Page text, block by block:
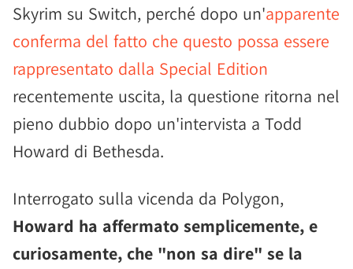
Skyrim su Switch, perché dopo un'apparente
conferma del fatto che questo possa essere
rappresentato dalla Special Edition
recentemente uscita, la questione ritorna nel
pieno dubbio dopo un'intervista a Todd
Howard di Bethesda.
Interrogato sulla vicenda da Polygon,
Howard ha affermato semplicemente, e
curiosamente, che "non sa dire" se la